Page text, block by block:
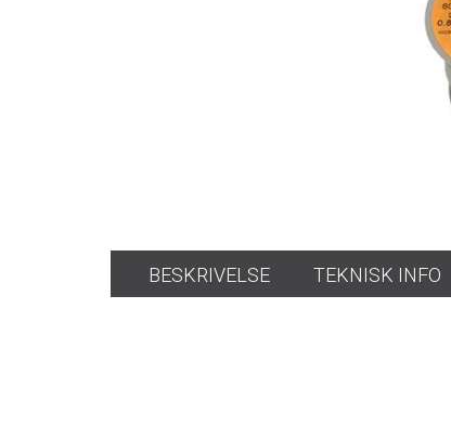
BESKRIVELSE TEKNISK INFO